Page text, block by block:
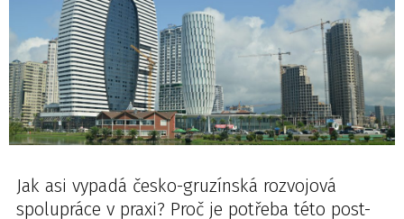
Jak asi vypadá česko-gruzínská rozvojová
spolupráce v praxi? Proč je potřeba této post-